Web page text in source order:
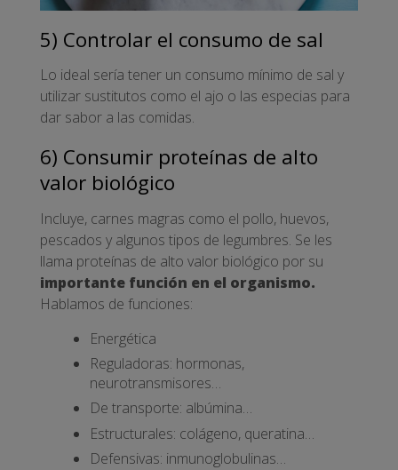
5) Controlar el consumo de sal
Lo ideal sería tener un consumo mínimo de sal y
utilizar sustitutos como el ajo o las especias para
dar sabor a las comidas.
6) Consumir proteínas de alto
valor biológico
Incluye, carnes magras como el pollo, huevos,
pescados y algunos tipos de legumbres. Se les
llama proteínas de alto valor biológico por su
importante función en el organismo.
Hablamos de funciones:
Energética
Reguladoras: hormonas,
neurotransmisores…
De transporte: albúmina…
Estructurales: colágeno, queratina…
Defensivas: inmunoglobulinas…